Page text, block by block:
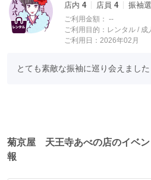
店内 4 店員 4 振袖
ご利用金額： --
ご利用目的： レンタル / 成
ご利用日：2026年02月
とても素敵な振袖に巡り会えました
菊京屋 天王寺あべの店のイベン
報